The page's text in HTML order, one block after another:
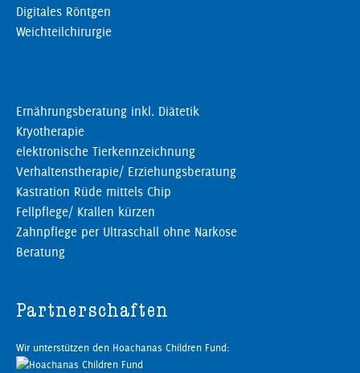
Digitales Röntgen
Weichteilchirurgie
Ernährungsberatung inkl. Diätetik
Kryotherapie
elektronische Tierkennzeichnung
Verhaltenstherapie/ Erziehungsberatung
Kastration Rüde mittels Chip
Fellpflege/ Krallen kürzen
Zahnpflege per Ultraschall ohne Narkose
Beratung
Partnerschaften
Wir unterstützen den Hoachanas Children Fund: